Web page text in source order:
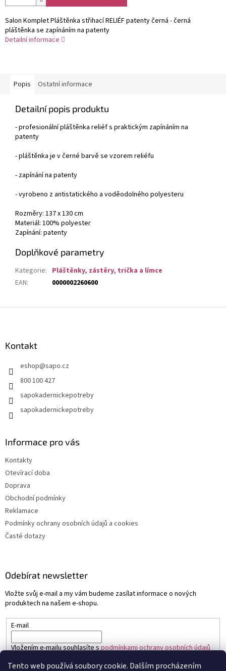
Tento web používá soubory cookie. Dalším procházením
Salon Komplet Pláštěnka střihací RELIÉF patenty černá - černá
pláštěnka se zapínáním na patenty
Detailní informace
Popis Ostatní informace
Detailní popis produktu
- profesionální pláštěnka reliéf s praktickým zapínáním na
patenty
- pláštěnka je v černé barvě se vzorem reliéfu
- zapínání na patenty
- vyrobeno z antistatického a voděodolného polyesteru
Rozměry: 137 x 130 cm
Materiál: 100% polyester
Zapínání: patenty
Doplňkové parametry
Kategorie: Pláštěnky, zástěry, trička a límce
EAN: 0000002260600
Kontakt
eshop@sapo.cz
800 100 427
sapokadernickepotreby
sapokadernickepotreby
Informace pro vás
Kontakty
Otevírací doba
Doprava
Obchodní podmínky
Reklamace
Podmínky ochrany osobních údajů a cookies
Časté dotazy
Odebírat newsletter
Vložte svůj e-mail a my vám budeme zasílat informace o nových
produktech na našem e-shopu.
E-mail
Vložením e-mailu souhlasíte spodmínkami ochrany osobních údajů